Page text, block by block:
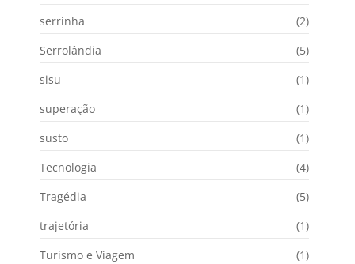
serrinha
(2)
Serrolândia
(5)
sisu
(1)
superação
(1)
susto
(1)
Tecnologia
(4)
Tragédia
(5)
trajetória
(1)
Turismo e Viagem
(1)